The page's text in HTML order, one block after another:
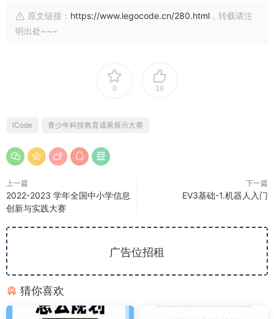
原文链接： https://www.legocode.cn/280.html ，转载请注
明出处~~~
0 18
ICode 青少年科技教育成果展示大赛
上一篇
2022-2023 学年全国中小学信息
创新与实践大赛
下一篇
EV3基础-1.机器人入门
广告位招租
猜你喜欢